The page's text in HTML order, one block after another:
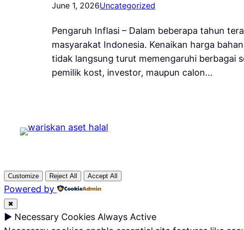
June 1, 2026Uncategorized
Pengaruh Inflasi – Dalam beberapa tahun
masyarakat Indonesia. Kenaikan harga
tidak langsung turut memengaruhi berbagai
pemilik kost, investor, maupun calon…
Customize Reject All Accept All
Powered by
✖
► Necessary Cookies Always Active